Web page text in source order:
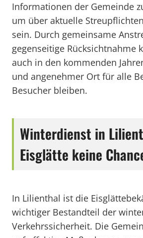
Informationen der Gemeinde
um über aktuelle
sein. Durch gemeinsame
gegenseitige Rücksichtnahme
auch in den kommenden
und angenehmer Ort für alle
Besucher bleiben.
Winterdienst in
Eisglätte keine
In Lilienthal ist die
wichtiger Bestandteil der
Verkehrssicherheit. Die